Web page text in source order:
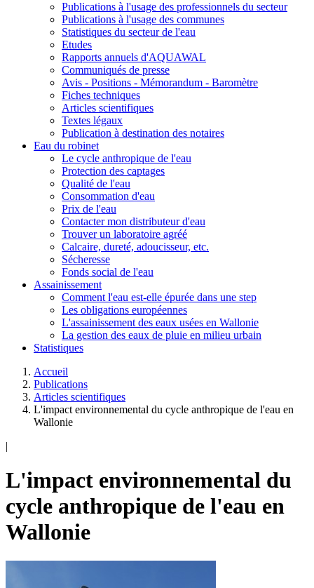
Publications à l'usage des professionnels du secteur
Publications à l'usage des communes
Statistiques du secteur de l'eau
Etudes
Rapports annuels d'AQUAWAL
Communiqués de presse
Avis - Positions - Mémorandum - Baromètre
Fiches techniques
Articles scientifiques
Textes légaux
Publication à destination des notaires
Eau du robinet
Le cycle anthropique de l'eau
Protection des captages
Qualité de l'eau
Consommation d'eau
Prix de l'eau
Contacter mon distributeur d'eau
Trouver un laboratoire agréé
Calcaire, dureté, adoucisseur, etc.
Sécheresse
Fonds social de l'eau
Assainissement
Comment l'eau est-elle épurée dans une step
Les obligations européennes
L'assainissement des eaux usées en Wallonie
La gestion des eaux de pluie en milieu urbain
Statistiques
Accueil
Publications
Articles scientifiques
L'impact environnemental du cycle anthropique de l'eau en
Wallonie
|
L'impact environnemental du
cycle anthropique de l'eau en
Wallonie